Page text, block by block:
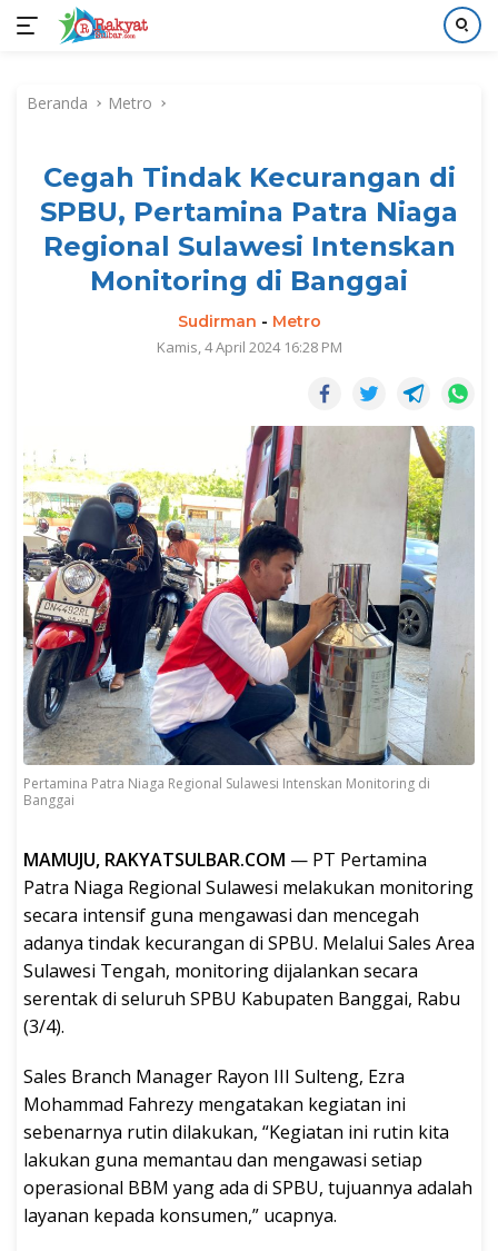
kontenBeranda Metro
Cegah Tindak Kecurangan di
SPBU, Pertamina Patra Niaga
Regional Sulawesi Intenskan
Monitoring di Banggai
Sudirman - Metro
Kamis, 4 April 2024 16:28 PM
Pertamina Patra Niaga Regional Sulawesi Intenskan Monitoring di
Banggai
MAMUJU, RAKYATSULBAR.COM — PT Pertamina
Patra Niaga Regional Sulawesi melakukan monitoring
secara intensif guna mengawasi dan mencegah
adanya tindak kecurangan di SPBU. Melalui Sales Area
Sulawesi Tengah, monitoring dijalankan secara
serentak di seluruh SPBU Kabupaten Banggai, Rabu
(3/4).
Sales Branch Manager Rayon III Sulteng, Ezra
Mohammad Fahrezy mengatakan kegiatan ini
sebenarnya rutin dilakukan, “Kegiatan ini rutin kita
lakukan guna memantau dan mengawasi setiap
operasional BBM yang ada di SPBU, tujuannya adalah
layanan kepada konsumen,” ucapnya.